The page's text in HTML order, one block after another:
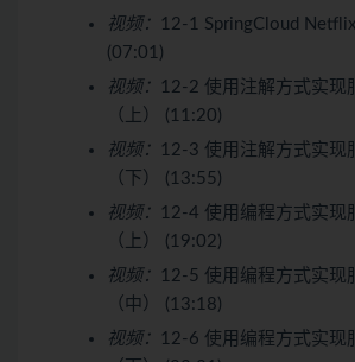
视频：
12-1 SpringCloud
(07:01)
视频：
12-2 使用注解方式实现
（上） (11:20)
视频：
12-3 使用注解方式实现
（下） (13:55)
视频：
12-4 使用编程方式实现
（上） (19:02)
视频：
12-5 使用编程方式实现
（中） (13:18)
视频：
12-6 使用编程方式实现